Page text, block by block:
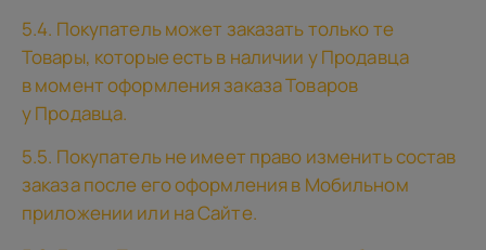
5.4. Покупатель может заказать только те
Товары, которые есть в наличии у Продавца
в момент оформления заказа Товаров
у Продавца.
5.5. Покупатель не имеет право изменить состав
заказа после его оформления в Мобильном
приложении или на Сайте.